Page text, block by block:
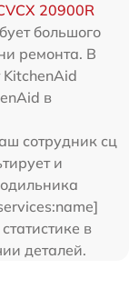
20900R
большого
ремонта. В
KitchenAid
в
сотрудник сц
и
в
деталей.